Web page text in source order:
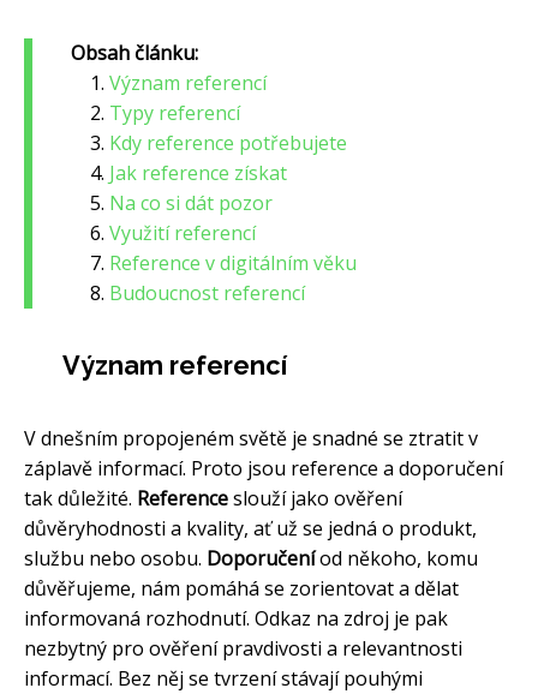
Obsah článku:
Význam referencí
Typy referencí
Kdy reference potřebujete
Jak reference získat
Na co si dát pozor
Využití referencí
Reference v digitálním věku
Budoucnost referencí
Význam referencí
V dnešním propojeném světě je snadné se ztratit v
záplavě informací. Proto jsou reference a doporučení
tak důležité. Referenceslouží jako ověření
důvěryhodnosti a kvality, ať už se jedná o produkt,
službu nebo osobu. Doporučeníod někoho, komu
důvěřujeme, nám pomáhá se zorientovat a dělat
informovaná rozhodnutí. Odkaz na zdroj je pak
nezbytný pro ověření pravdivosti a relevantnosti
informací. Bez něj se tvrzení stávají pouhými